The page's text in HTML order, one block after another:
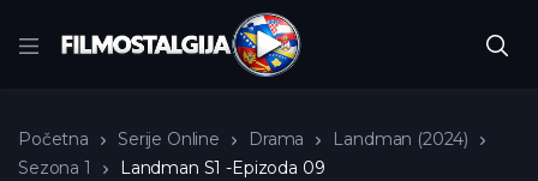
Početna Serije Online Drama
Landman (2024)
Sezona 1
Landman S1 -Epizoda 09